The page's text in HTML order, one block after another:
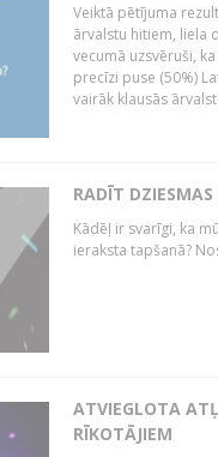
Veiktā pētījuma
ārvalstu hitiem, liela
vecumā uzsvēruši,
precīzi puse (50%)
vairāk klausās
RADĪT
Kādēļ ir svarīgi, ka
ieraksta tapšanā?
ATVIEGLOTA
RĪKOTĀJIEM